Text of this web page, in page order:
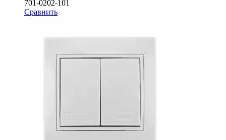
701-0202-101
Сравнить